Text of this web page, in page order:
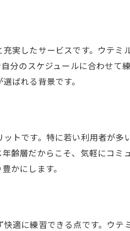
インドアの違いを解説
アゴルフスクール活用術
ゴルフスクールウテミル
近で通いやすい立地
のメリットを紹介
で重視したいアクセス性
インドアゴルフスクール
との違いを知ろう
果的にスキルアップする方法
充実したインドアゴルフスク
実したサービスです。ウテミ
分のスケジュールに合わせて
ばれる背景です。
トです。特に若い利用者が多
齢層だからこそ、気軽にコミ
かにします。
適に練習できる点です。ウテ